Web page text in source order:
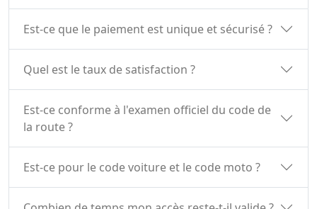
Est-ce que le paiement est unique et sécurisé ?
Quel est le taux de satisfaction ?
Est-ce conforme à l'examen officiel du code de
la route ?
Est-ce pour le code voiture et le code moto ?